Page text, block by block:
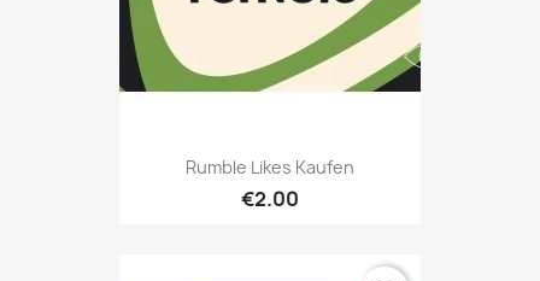
Rumble Likes Kaufen
€2.00